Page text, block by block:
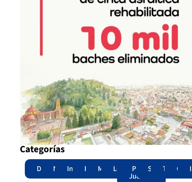
Categorías
Destacadas
NacionalInternacional
EdomexMunicipiosLegislatura
Poder
Judicial
SeguridadTrámites